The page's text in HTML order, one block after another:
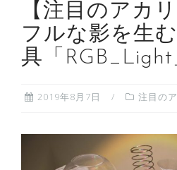
【注目のアカ
フルな影を生
具「RGB_Light
2019年8月7日 注目の